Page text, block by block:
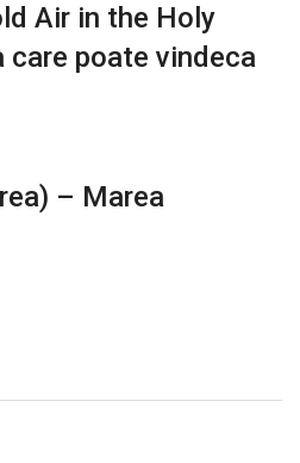
Air in the Holy
care poate vindeca
– Marea